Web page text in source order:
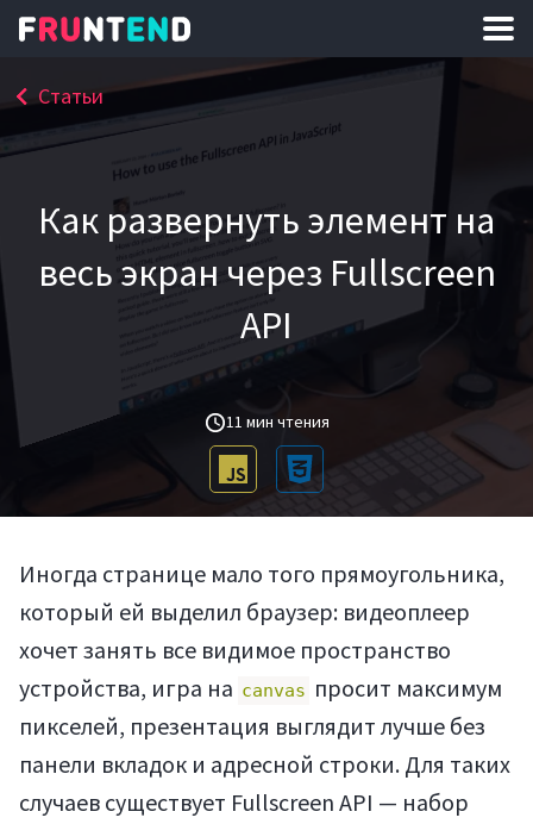
Как развернуть элемент на
весь экран через Fullscreen
API
11 мин чтения
Статьи
Иногда странице мало того прямоугольника,
который ей выделил браузер: видеоплеер
хочет занять все видимое пространство
устройства, игра на canvas просит максимум
пикселей, презентация выглядит лучше без
панели вкладок и адресной строки. Для таких
случаев существует Fullscreen API — набор